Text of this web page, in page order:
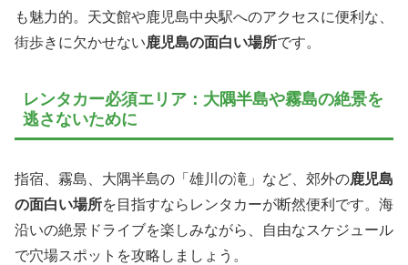
も魅力的。天文館や鹿児島中央駅へのアクセスに便利な、
街歩きに欠かせない鹿児島の面白い場所です。
レンタカー必須エリア：大隅半島や霧島の絶景を
逃さないために
指宿、霧島、大隅半島の「雄川の滝」など、郊外の鹿児島
の面白い場所を目指すならレンタカーが断然便利です。海
沿いの絶景ドライブを楽しみながら、自由なスケジュール
で穴場スポットを攻略しましょう。